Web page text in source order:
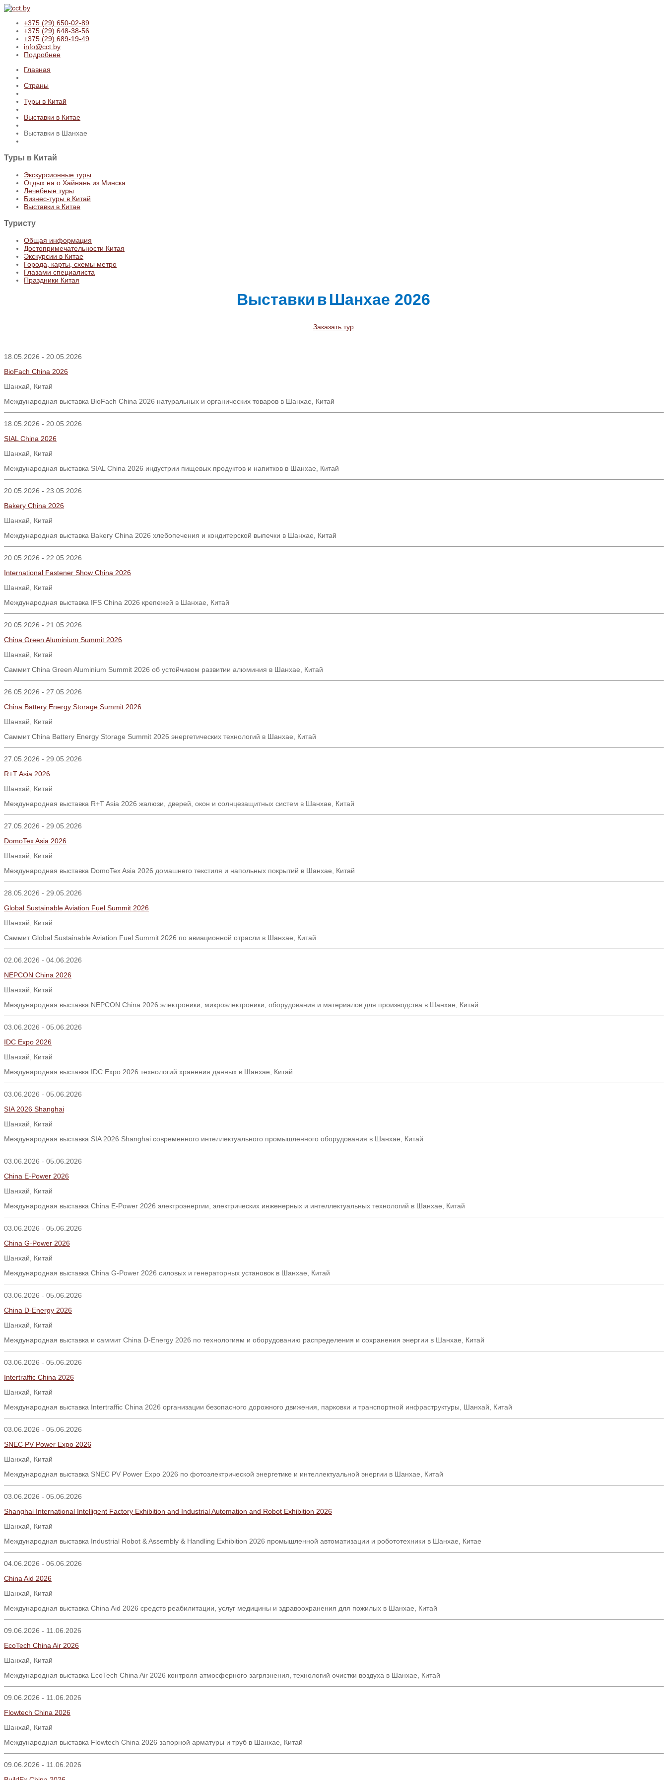
+375 (29) 650-02-89
+375 (29) 648-38-56
+375 (29) 689-19-49
info@cct.by
Подробнее
Главная
Страны
Туры в Китай
Выставки в Китае
Выставки в Шанхае
Туры в Китай
Экскурсионные туры
Отдых на о.Хайнань из Минска
Лечебные туры
Бизнес-туры в Китай
Выставки в Китае
Туристу
Общая информация
Достопримечательности Китая
Экскурсии в Китае
Города, карты, схемы метро
Глазами специалиста
Праздники Китая
Выставки вШанхае 2026
Заказать тур
18.05.2026 - 20.05.2026
BioFach China 2026
Шанхай, Китай
Международная выставка BioFach China 2026 натуральных и органических товаров в Шанхае, Китай
18.05.2026 - 20.05.2026
SIAL China 2026
Шанхай, Китай
Международная выставка SIAL China 2026 индустрии пищевых продуктов и напитков в Шанхае, Китай
20.05.2026 - 23.05.2026
Bakery China 2026
Шанхай, Китай
Международная выставка Bakery China 2026 хлебопечения и кондитерской выпечки в Шанхае, Китай
20.05.2026 - 22.05.2026
International Fastener Show China 2026
Шанхай
Китай
Международная выставка IFS China 2026 крепежей в Шанхае, Китай
20.05.2026 - 21.05.2026
China Green Aluminium Summit 2026
Шанхай
Китай
Саммит China Green Aluminium Summit 2026 об устойчивом развитии алюминия в Шанхае, Китай
26.05.2026 - 27.05.2026
China Battery Energy Storage Summit 2026
Шанхай
Китай
СаммитChina Battery Energy Storage Summit 2026 энергетических технологий в Шанхае Китай
27.05.2026 - 29.05.2026
R+T Asia 2026
Шанхай, Китай
Международная выставка R+T Asia 2026 жалюзи, дверей, окон и солнцезащитных систем в Шанхае, Китай
27.05.2026 - 29.05.2026
DomoTex Asia 2026
Шанхай, Китай
Международная выставка DomoTex Asia 2026 домашнего текстиля и напольных покрытий в Шанхае, Китай
28.05.2026 - 29.05.2026
Global Sustainable Aviation Fuel Summit 2026
Шанхай
Китай
СаммитGlobal Sustainable Aviation Fuel Summit 2026 по авиационной отрасли в Шанхае Китай
02.06.2026 - 04.06.2026
NEPCON China 2026
Шанхай, Китай
Международная выставка NEPCON China 2026 электроники, микроэлектроники, оборудования и материалов для производства в Шанхае, Китай
03.06.2026 - 05.06.2026
IDC Expo 2026
Шанхай, Китай
Международная выставка IDC Expo 2026 технологий хранения данных в Шанхае, Китай
03.06.2026 - 05.06.2026
SIA 2026 Shanghai
Шанхай, Китай
Международная выставка SIA 2026 Shanghai современного интеллектуального промышленного оборудования в Шанхае, Китай
03.06.2026 - 05.06.2026
China E-Power 2026
Шанхай
Китай
Международная выставка China E-Power 2026 электроэнергии, электрических инженерных и интеллектуальных технологий в Шанхае, Китай
03.06.2026 - 05.06.2026
China G-Power 2026
Шанхай
Китай
Международная выставка China G-Power 2026 силовых и генераторных установок в Шанхае, Китай
03.06.2026 - 05.06.2026
China D-Energy 2026
Шанхай
Китай
Международная выставка и саммит China D-Energy 2026 по технологиям и оборудованию распределения и сохранения энергии в Шанхае, Китай
03.06.2026 - 05.06.2026
Intertraffic China 2026
Шанхай, Китай
Международная выставка Intertraffic China 2026 организации безопасного дорожного движения, парковки и транспортной инфраструктуры, Шанхай, Китай
03.06.2026 - 05.06.2026
SNEC PV Power Expo 2026
Шанхай
Китай
Международная выставка SNEC PV Power Expo 2026 по фотоэлектрической энергетике и интеллектуальной энергии в Шанхае, Китай
03.06.2026 - 05.06.2026
Shanghai International Intelligent Factory Exhibition and Industrial Automation and Robot Exhibition 2026
Шанхай
Китай
Международная выставка Industrial Robot & Assembly & Handling Exhibition 2026 промышленной автоматизации и робототехники в Шанхае Китае
04.06.2026 - 06.06.2026
China Aid 2026
Шанхай, Китай
Международная выставка China Aid 2026 средств реабилитации, услуг медицины и здравоохранения для пожилых в Шанхае, Китай
09.06.2026 - 11.06.2026
EcoTech China Air 2026
Шанхай
Китай
Международная выставка EcoTech China Air 2026 контроля атмосферного загрязнения, технологий очистки воздуха в Шанхае, Китай
09.06.2026 - 11.06.2026
Flowtech China 2026
Шанхай, Китай
Международная выставка Flowtech China 2026 запорной арматуры и труб в Шанхае, Китай
09.06.2026 - 11.06.2026